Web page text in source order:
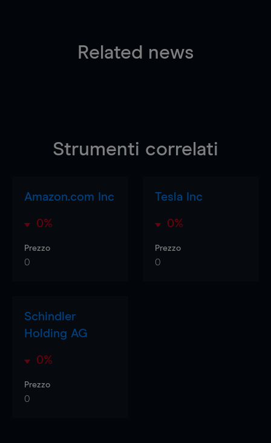
Related news
Strumenti correlati
Amazon.com Inc
0%
Prezzo
0
Tesla Inc
0%
Prezzo
0
Schindler
Holding AG
0%
Prezzo
0